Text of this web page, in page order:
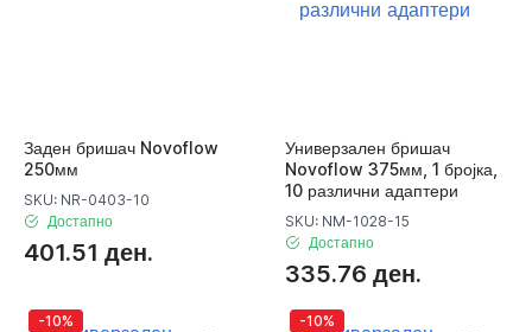
Заден бришач Novoflow
250мм
SKU: NR-0403-10
Достапно
401.51 ден.
Универзален бришач
Novoflow 375мм, 1 бројка,
10 различни адаптери
SKU: NM-1028-15
Достапно
335.76 ден.
-10% -10%